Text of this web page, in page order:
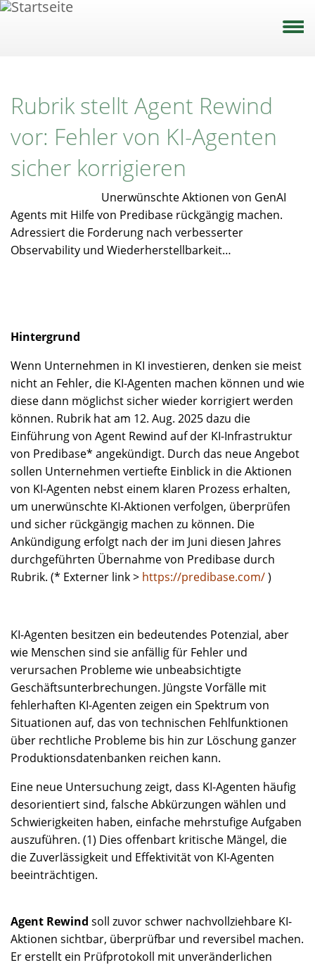
Direkt
Rubrik stellt Agent Rewind
vor: Fehler von KI-Agenten
sicher korrigieren
Unerwünschte Aktionen von GenAI
Agents mit Hilfe von Predibase rückgängig machen.
Adressiert die Forderung nach verbesserter
Observability und Wiederherstellbarkeit…
Hintergrund
Wenn Unternehmen in KI investieren, denken sie meist
nicht an Fehler, die KI-Agenten machen können und wie
diese dann möglichst sicher wieder korrigiert werden
können. Rubrik hat am 12. Aug. 2025 dazu die
Einführung von Agent Rewind auf der KI-Infrastruktur
von Predibase* angekündigt. Durch das neue Angebot
sollen Unternehmen vertiefte Einblick in die Aktionen
von KI-Agenten nebst einem klaren Prozess erhalten,
um unerwünschte KI-Aktionen verfolgen, überprüfen
und sicher rückgängig machen zu können. Die
Ankündigung erfolgt nach der im Juni diesen Jahres
durchgeführten Übernahme von Predibase durch
Rubrik. (* Externer link > https://predibase.com/)
KI-Agenten besitzen ein bedeutendes Potenzial, aber
wie Menschen sind sie anfällig für Fehler und
verursachen Probleme wie unbeabsichtigte
Geschäftsunterbrechungen. Jüngste Vorfälle mit
fehlerhaften KI-Agenten zeigen ein Spektrum von
Situationen auf, das von technischen Fehlfunktionen
über rechtliche Probleme bis hin zur Löschung ganzer
Produktionsdatenbanken reichen kann.
Eine neue Untersuchung zeigt, dass KI-Agenten häufig
desorientiert sind, falsche Abkürzungen wählen und
Schwierigkeiten haben, einfache mehrstufige Aufgaben
auszuführen. (1) Dies offenbart kritische Mängel, die
die Zuverlässigkeit und Effektivität von KI-Agenten
beeinträchtigen.
Agent Rewind soll zuvor schwer nachvollziehbare KI-
Aktionen sichtbar, überprüfbar und reversibel machen.
Er erstellt ein Prüfprotokoll mit unveränderlichen